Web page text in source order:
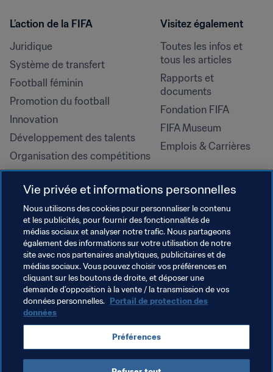
L’action de la FIFA
Juridique
Système de transfert
Football féminin
Promotion du football
Innovation
Développement des talents
Organisation des compétitions
Développement durable
Droits de l'homme et lutte contre
la discrimination
Santé et médical
Initiatives en matière de
formation
Visitez également
Toutes les infos et
tous les articles
Rapports et
documents
Fondation FIFA
FIFA Museum
Emplois & Carrières
Vie privée et informations personnelles
Nous utilisons des cookies pour personnaliser le contenu
et les publicités, pour fournir des fonctionnalités de
médias sociaux et analyser notre trafic. Nous partageons
également des informations sur votre utilisation de notre
site avec nos partenaires analytiques, publicitaires et de
médias sociaux. Vous pouvez choisir vos préférences en
cliquant sur les boutons de droite, et déposer une
demande d’opposition à la vente / la transmission de vos
données personnelles. Portail de protection des
données
Préférences